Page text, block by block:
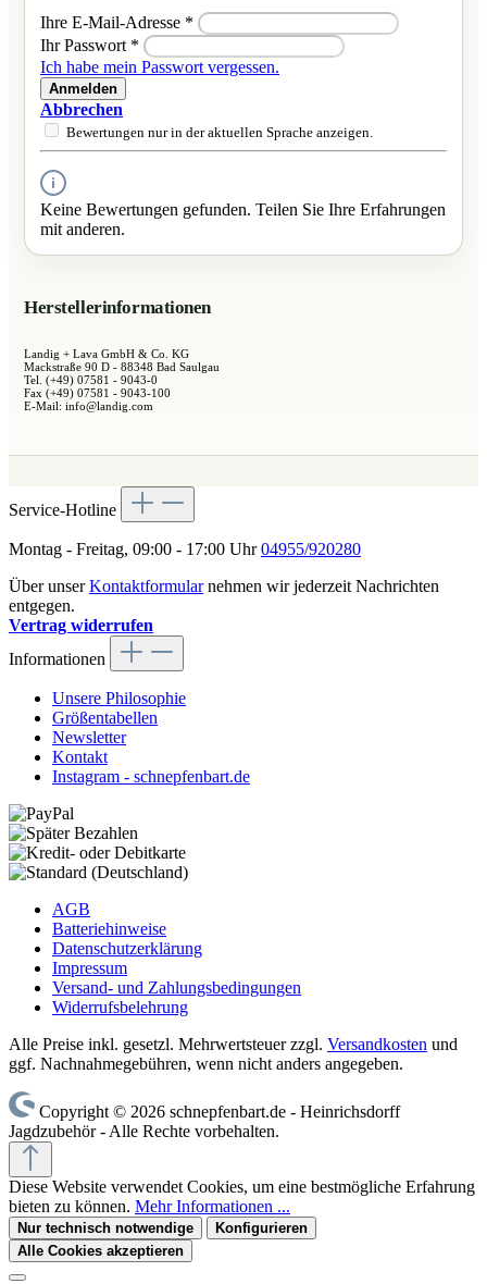
Ihre E-Mail-Adresse *
Ihr Passwort *
Ich habe mein Passwort vergessen.
Anmelden
Abbrechen
Bewertungen nur in der aktuellen Sprache anzeigen.
Keine Bewertungen gefunden. Teilen Sie Ihre Erfahrungen
mit anderen.
Herstellerinformationen
Landig + Lava GmbH & Co. KG
Mackstraße 90 D - 88348 Bad Saulgau
Tel. (+49) 07581 - 9043-0
Fax (+49) 07581 - 9043-100
E-Mail: info@landig.com
Service-Hotline
Montag - Freitag, 09:00 - 17:00 Uhr04955/920280
Über unserKontaktformularnehmen wir jederzeit Nachrichten
entgegen.
Vertrag widerrufen
Informationen
Unsere Philosophie
Größentabellen
Newsletter
Kontakt
Instagram - schnepfenbart.de
AGB
Batteriehinweise
Datenschutzerklärung
Impressum
Versand- und Zahlungsbedingungen
Widerrufsbelehrung
Alle Preise inkl. gesetzl. Mehrwertsteuer zzgl. Versandkosten und
ggf. Nachnahmegebühren, wenn nicht anders angegeben.
Copyright © 2026 schnepfenbart.de - Heinrichsdorff
Jagdzubehör - Alle Rechte vorbehalten.
Diese Website verwendet Cookies, um eine bestmögliche Erfahrung
bieten zu können. Mehr Informationen ...
Nur technisch notwendige
Konfigurieren
Alle Cookies akzeptieren